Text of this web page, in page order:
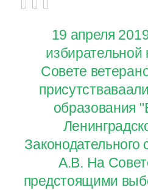
19 апреля
избирательной
Совете
образования
А.В. На
предстоящими